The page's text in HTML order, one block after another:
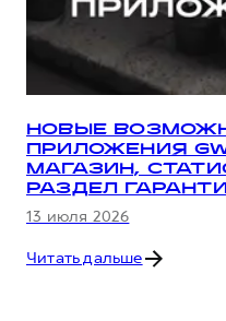
НОВЫЕ
ПРИЛОЖЕНИЯ
МАГАЗИН,
РАЗДЕЛ
13 июля 2026
Читать дальше